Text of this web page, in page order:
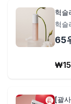
헉슬
헉슬
65
₩
[괄